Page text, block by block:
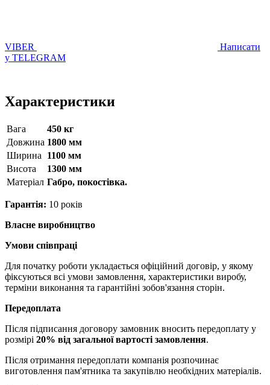
VIBER
Написати
у TELEGRAM
Характеристики
Вага
450 кг
Довжина 1800 мм
Ширина
1100 мм
Висота
1300 мм
Матерiал Габро, покостівка.
Гарантія: 10 років
Власне виробництво
Умови співпраці
Для початку роботи укладається офіційний договір, у якому
фіксуються всі умови замовлення, характеристики виробу,
терміни виконання та гарантійні зобов'язання сторін.
Передоплата
Після підписання договору замовник вносить передоплату у
розмірі 20% від загальної вартості замовлення.
Після отримання передоплати компанія розпочинає
виготовлення пам'ятника та закупівлю необхідних матеріалів.